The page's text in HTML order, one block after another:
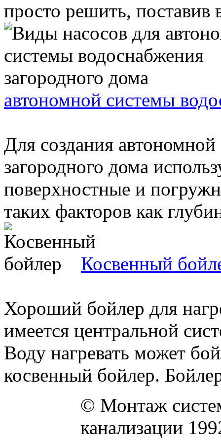
просто решить, поставив
автономной системы
Для создания
загородного дома
поверхностные и
таких факторов как
Косвенный
Хороший бойлер для
имеется центральной
Воду нагревать может
косвенный бойлер.
© Монтаж
канализации